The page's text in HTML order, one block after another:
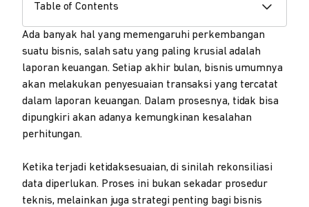
Table of Contents
Ada banyak hal yang memengaruhi perkembangan
suatu bisnis, salah satu yang paling krusial adalah
laporan keuangan. Setiap akhir bulan, bisnis umumnya
akan melakukan penyesuaian transaksi yang tercatat
dalam laporan keuangan. Dalam prosesnya, tidak bisa
dipungkiri akan adanya kemungkinan kesalahan
perhitungan.
Ketika terjadi ketidaksesuaian, di sinilah rekonsiliasi
data diperlukan. Proses ini bukan sekadar prosedur
teknis, melainkan juga strategi penting bagi bisnis